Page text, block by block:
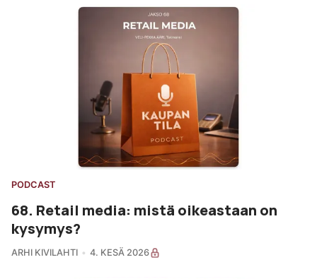
PODCAST
68. Retail media: mistä oikeastaan on
kysymys?
ARHI KIVILAHTI 4. KESÄ 2026